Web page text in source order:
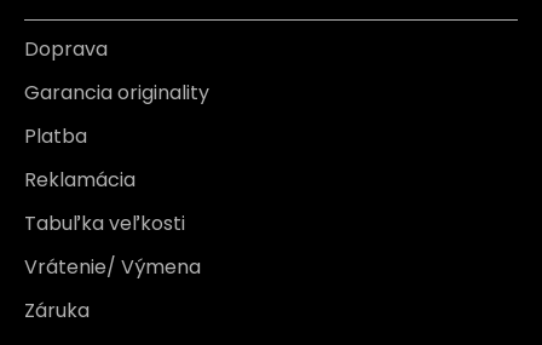
Doprava
Garancia originality
Platba
Reklamácia
Tabuľka veľkosti
Vrátenie/ Výmena
Záruka